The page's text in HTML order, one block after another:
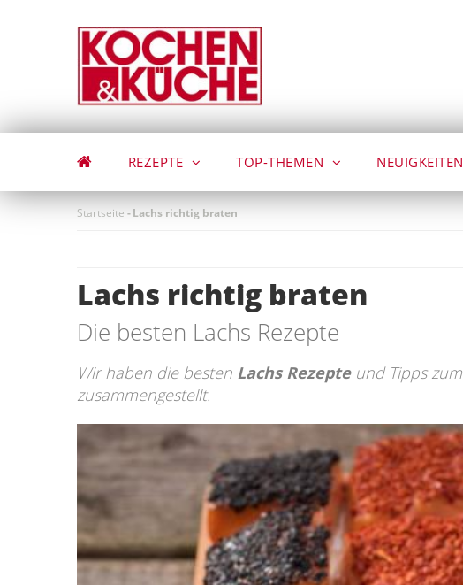
REZEPTE TOP-THEMEN NEUIGKEITEN
Startseite -Lachs richtig braten
Lachs richtig braten
Die besten Lachs Rezepte
Wir haben die besten Lachs Rezepteund Tipps zum
zusammengestellt.